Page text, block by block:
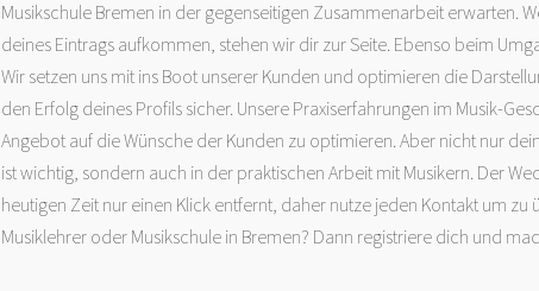
Musikschule Bremen in der gegenseitigen Zusammenarbeit erwarten.
deines Eintrags aufkommen, stehen wir dir zur Seite. Ebenso beim
Wir setzen uns mit ins Boot unserer Kunden und optimieren die
den Erfolg deines Profils sicher. Unsere Praxiserfahrungen im Musik-
Angebot auf die Wünsche der Kunden zu optimieren. Aber nicht nur
ist wichtig, sondern auch in der praktischen Arbeit mit Musikern. Der
heutigen Zeit nur einen Klick entfernt, daher nutze jeden Kontakt um zu
Musiklehrer oder Musikschule in Bremen? Dann registriere dich und